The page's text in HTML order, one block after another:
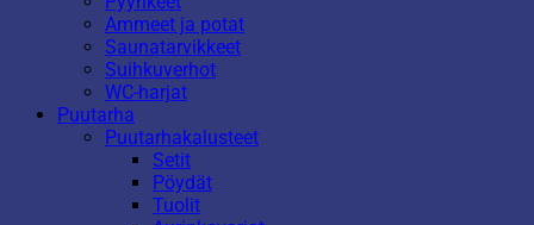
Ammeet ja potat
Saunatarvikkeet
Suihkuverhot
WC-harjat
Puutarha
Puutarhakalusteet
Setit
Pöydät
Tuolit